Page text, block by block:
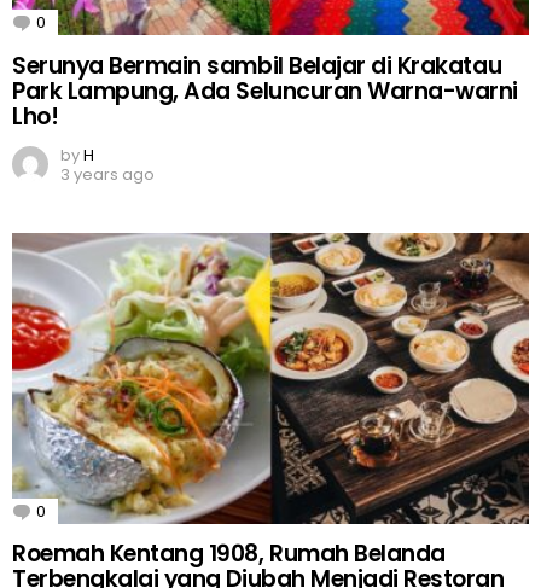
0 Comments
Serunya Bermain sambil Belajar di Krakatau
Park Lampung, Ada Seluncuran Warna-warni
Lho!
byH
3 years ago
0 Comments
Roemah Kentang 1908, Rumah Belanda
Terbengkalai yang Diubah Menjadi Restoran